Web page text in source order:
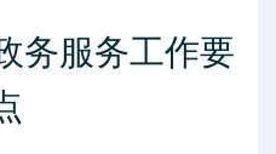
务服务工作要